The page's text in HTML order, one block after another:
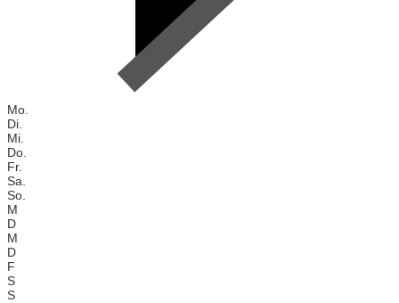
Mo.
Di.
Mi.
Do.
Fr.
Sa.
So.
M
D
M
D
F
S
S